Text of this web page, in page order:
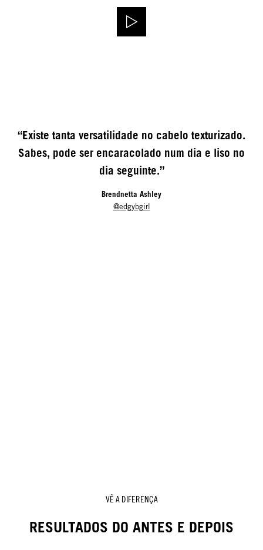
“Existe tanta versatilidade no cabelo texturizado.
Sabes, pode ser encaracolado num dia e liso no
dia seguinte.”
Brendnetta Ashley
@edgybgirl
VÊ A DIFERENÇA
RESULTADOS DO ANTES E DEPOIS